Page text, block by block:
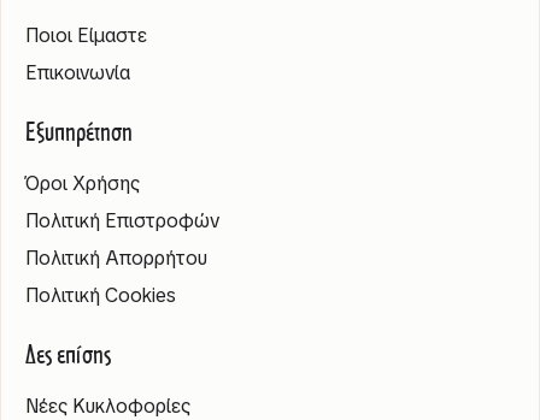
Ποιοι Είμαστε
Επικοινωνία
Εξυπηρέτηση
Όροι Χρήσης
Πολιτική Επιστροφών
Πολιτική Απορρήτου
Πολιτική Cookies
Δες επίσης
Νέες Κυκλοφορίες